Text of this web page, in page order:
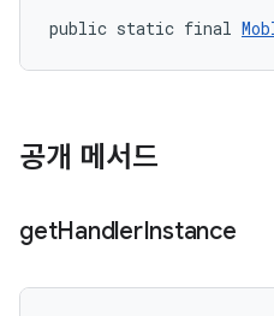
public static final
공개 메서드
getHandlerInstance